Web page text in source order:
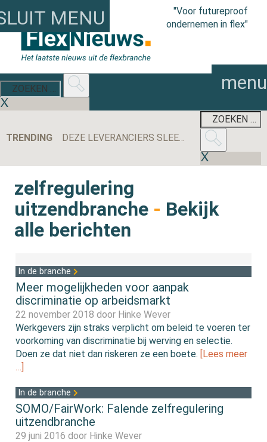
"Voor futureproof
ondernemen in flex"
MENU
menu
TRENDING DEZE LEVERANCIERS SLEEPTEN DE MEESTE AANBESTEDINGEN BINNEN IN 2025
zelfregulering
uitzendbranche - Bekijk
alle berichten
In de branche
Meer mogelijkheden voor aanpak
discriminatie op arbeidsmarkt
22 november 2018 door Hinke Wever
Werkgevers zijn straks verplicht om beleid te voeren ter
voorkoming van discriminatie bij werving en selectie.
Doen ze dat niet dan riskeren ze een boete. [Lees meer
…]
In de branche
SOMO/FairWork: Falende zelfregulering
uitzendbranche
29 juni 2016 door Hinke Wever